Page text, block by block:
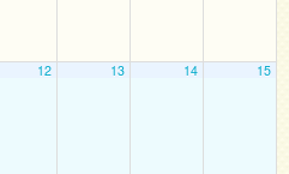
12 13 14 15